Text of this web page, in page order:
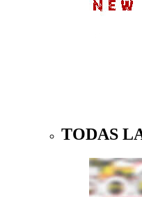
TODAS